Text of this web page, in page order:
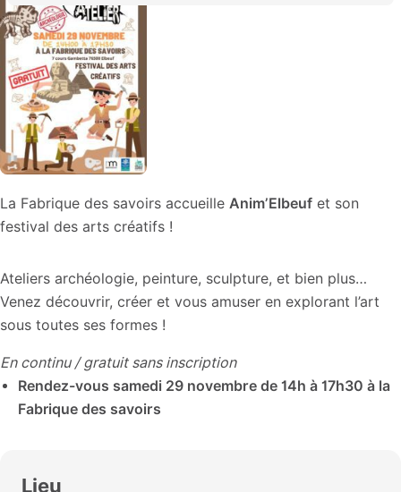
La Fabrique des savoirs accueille Anim’Elbeuf et son
festival des arts créatifs !
Ateliers archéologie, peinture, sculpture, et bien plus…
Venez découvrir, créer et vous amuser en explorant l’art
sous toutes ses formes !
En continu / gratuit sans inscription
Rendez-vous samedi 29 novembre de 14h à 17h30 à la
Fabrique des savoirs
Lieu